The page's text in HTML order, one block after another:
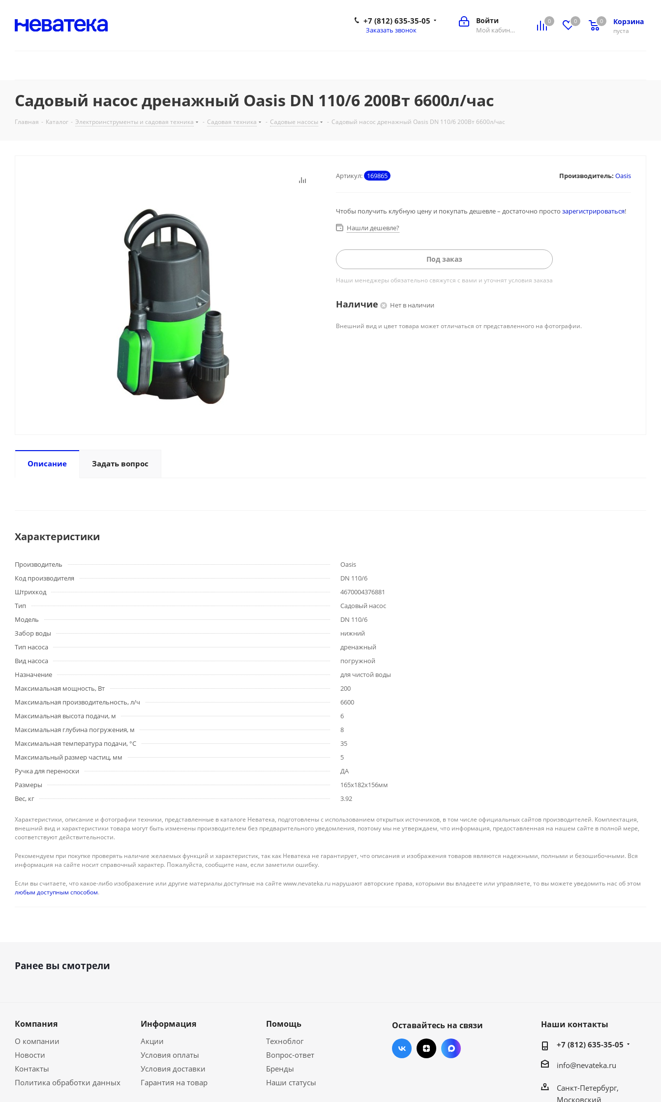
0 0 Корзина
0
пуста
0
Войти
Мой кабинет
+7 (812) 635-35-05
Заказать звонок
Садовый насос дренажный Oasis DN 110/6 200Вт 6600л/час
Главная - Каталог - Электроинструменты и садовая техника - Садовая техника - Садовые насосы - Садовый насос дренажный Oasis DN 110/6 200Вт 6600л/час
Артикул: 169865 Производитель: Oasis
Чтобы получить клубную цену и покупать дешевле – достаточно просто зарегистрироваться!
Нашли дешевле?
Под заказ
Наши менеджеры обязательно свяжутся с вами и уточнят условия заказа
Наличие Нет в наличии
Внешний вид и цвет товара может отличаться от представленного на фотографии.
Описание Задать вопрос
Характеристики
Производитель
Oasis
Код производителя
DN 110/6
Штрихкод
4670004376881
Тип
Садовый насос
Модель
DN 110/6
Забор воды
нижний
Тип насоса
дренажный
Вид насоса
погружной
Назначение
для чистой воды
Максимальная мощность, Вт
200
Максимальная производительность, л/ч
6600
Максимальная высота подачи, м
6
Максимальная глубина погружения, м
8
Максимальная температура подачи, °С
35
Максимальный размер частиц, мм
5
Ручка для переноски
ДА
Размеры
165x182x156мм
Вес, кг
3.92
Характеристики, описание и фотографии техники, представленные в каталоге Неватека, подготовлены с использованием открытых источников, в том числе официальных сайтов производителей. Комплектация,
внешний вид и характеристики товара могут быть изменены производителем без предварительного уведомления, поэтому мы не утверждаем, что информация, предоставленная на нашем сайте в полной мере,
соответствуют действительности.
Рекомендуем при покупке проверять наличие желаемых функций и характеристик, так как Неватека не гарантирует, что описания и изображения товаров являются надежными, полными и безошибочными. Вся
информация на сайте носит справочный характер. Пожалуйста, сообщите нам, если заметили ошибку.
Если вы считаете, что какое-либо изображение или другие материалы доступные на сайте www.nevateka.ru нарушают авторские права, которыми вы владеете или управляете, то вы можете уведомить нас об этом
любым доступным способом.
Ранее вы смотрели
Компания
О компании
Новости
Контакты
Политика обработки данных
Информация
Акции
Условия оплаты
Условия доставки
Гарантия на товар
Помощь
Техноблог
Вопрос-ответ
Бренды
Наши статусы
Оставайтесь на связи Наши контакты
+7 (812) 635-35-05
info@nevateka.ru
Санкт-Петербург,
Московский